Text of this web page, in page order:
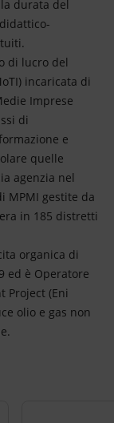
durata del
di lucro del
incaricata di
Imprese
di
e
quelle
agenzia nel
MPMI gestite da
in 185 distretti
organica di
ed è Operatore
Project (Eni
olio e gas non